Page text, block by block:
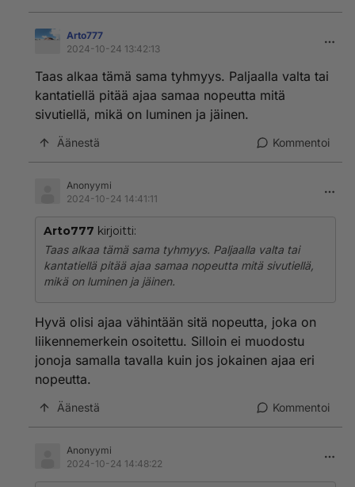
Arto777
2024-10-24 13:42:13
Taas alkaa tämä sama tyhmyys. Paljaalla valta tai
kantatiellä pitää ajaa samaa nopeutta mitä
sivutiellä, mikä on luminen ja jäinen.
Äänestä Kommentoi
Anonyymi
2024-10-24 14:41:11
Arto777 kirjoitti:
Taas alkaa tämä sama tyhmyys. Paljaalla valta tai
kantatiellä pitää ajaa samaa nopeutta mitä sivutiellä,
mikä on luminen ja jäinen.
Hyvä olisi ajaa vähintään sitä nopeutta, joka on
liikennemerkein osoitettu. Silloin ei muodostu
jonoja samalla tavalla kuin jos jokainen ajaa eri
nopeutta.
Äänestä Kommentoi
Anonyymi
2024-10-24 14:48:22